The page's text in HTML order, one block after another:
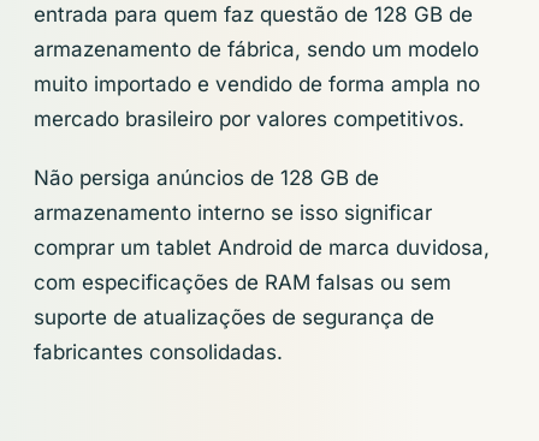
entrada para quem faz questão de 128 GB de
armazenamento de fábrica, sendo um modelo
muito importado e vendido de forma ampla no
mercado brasileiro por valores competitivos.
Não persiga anúncios de 128 GB de
armazenamento interno se isso significar
comprar um tablet Android de marca duvidosa,
com especificações de RAM falsas ou sem
suporte de atualizações de segurança de
fabricantes consolidadas.